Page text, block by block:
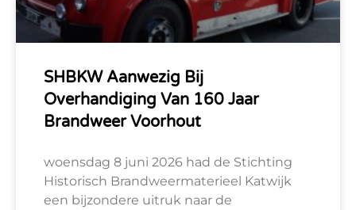
SHBKW Aanwezig Bij
Overhandiging Van 160 Jaar
Brandweer Voorhout
woensdag 8 juni 2026 had de Stichting
Historisch Brandweermaterieel Katwijk
een bijzondere uitruk naar de